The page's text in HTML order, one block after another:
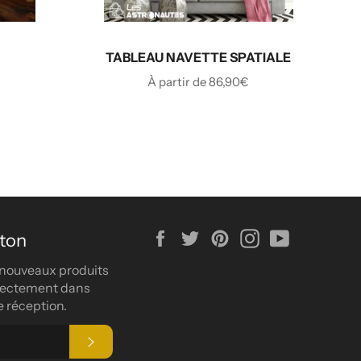
TABLEAU NAVETTE SPATIALE
À partir de 86,90€
produits
dans
réception.
FacebookTwitterPinterestInstagram